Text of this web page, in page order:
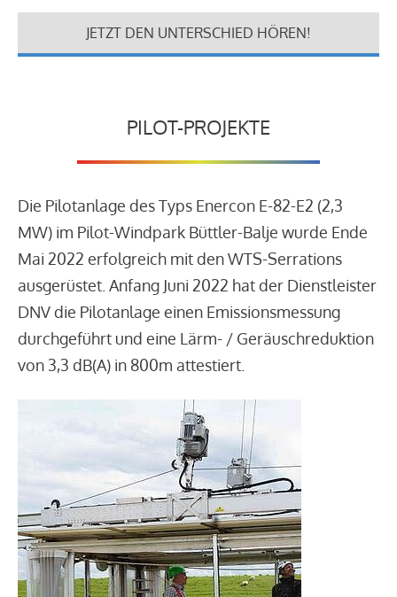
JETZT DEN UNTERSCHIED HÖREN!
PILOT-PROJEKTE
Die Pilotanlage des Typs Enercon E-82-E2 (2,3
MW) im Pilot-Windpark Büttler-Balje wurde Ende
Mai 2022 erfolgreich mit den WTS-Serrations
ausgerüstet. Anfang Juni 2022 hat der Dienstleister
DNV die Pilotanlage einen Emissionsmessung
durchgeführt und eine Lärm- / Geräuschreduktion
von 3,3 dB(A) in 800m attestiert.